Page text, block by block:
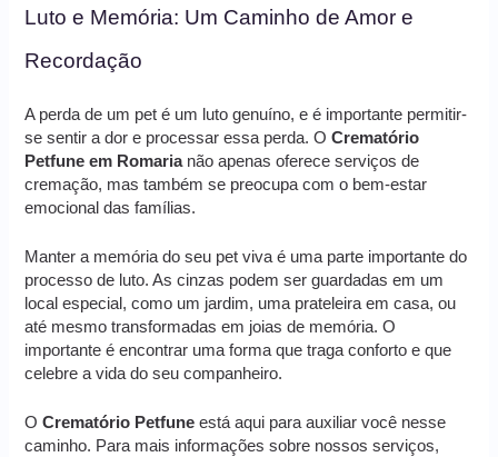
Luto e Memória: Um Caminho de Amor e
Recordação
A perda de um pet é um luto genuíno, e é importante permitir-
se sentir a dor e processar essa perda. OCrematório
Petfune em Romarianão apenas oferece serviços de
cremação, mas também se preocupa com o bem-estar
emocional das famílias.
Manter a memória do seu pet viva é uma parte importante do
processo de luto. As cinzas podem ser guardadas em um
local especial, como um jardim, uma prateleira em casa, ou
até mesmo transformadas em joias de memória. O
importante é encontrar uma forma que traga conforto e que
celebre a vida do seu companheiro.
OCrematório Petfune está aqui para auxiliar você nesse
caminho. Para mais informações sobre nossos serviços,